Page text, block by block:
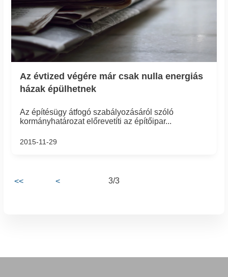
Az évtized végére már csak nulla energiás
házak épülhetnek
Az építésügy átfogó szabályozásáról szóló
kormányhatározat előrevetíti az építőipar...
2015-11-29
<< < 3/3